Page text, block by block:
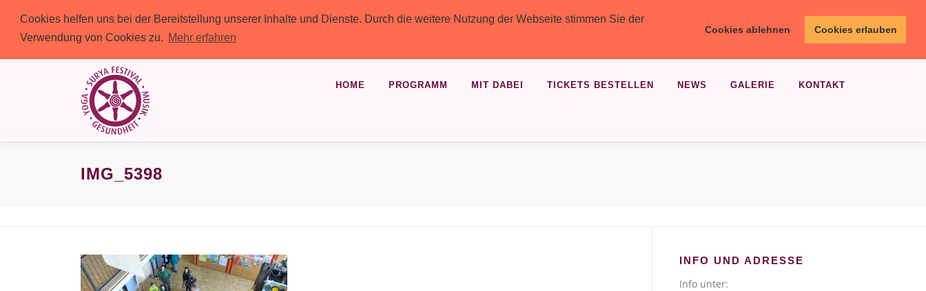
Cookies helfen uns bei der Bereitstellung unserer Inhalte und Dienste. Durch die weitere Nutzung der Webseite stimmen Sie der
Verwendung von Cookies zu. Mehr erfahren
Cookies ablehnen Cookies erlauben
HOME PROGRAMM MIT DABEI TICKETS BESTELLEN NEWS GALERIE KONTAKT
IMG_5398
INFO UND ADRESSE
Info unter: